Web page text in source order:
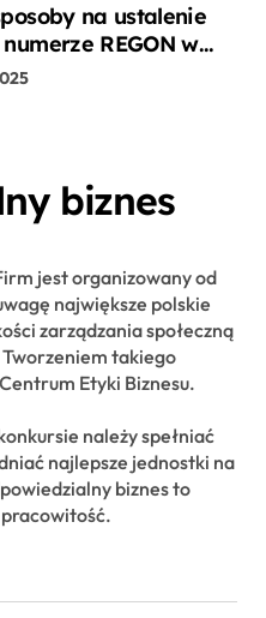
na ustalenie
REGON w
krokach
biznes
jest organizowany od
największe polskie
zarządzania społeczną
takiego
Etyki Biznesu.
należy spełniać
najlepsze jednostki na
biznes to